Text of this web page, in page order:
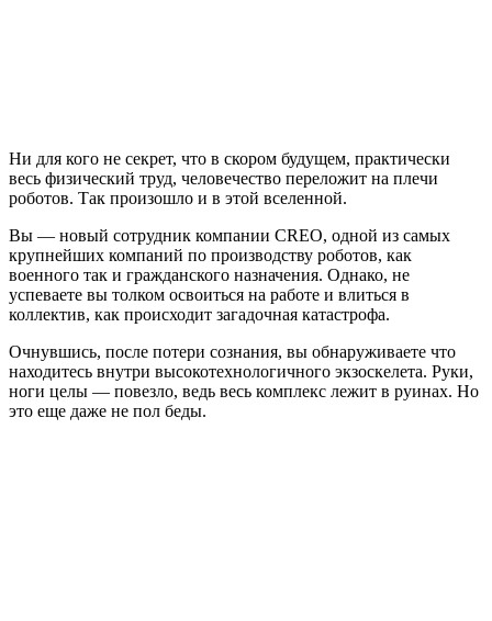
Ни для кого не секрет, что в скором будущем, практически
весь физический труд, человечество переложит на плечи
роботов. Так произошло и в этой вселенной.
Вы — новый сотрудник компании CREO, одной из самых
крупнейших компаний по производству роботов, как
военного так и гражданского назначения. Однако, не
успеваете вы толком освоиться на работе и влиться в
коллектив, как происходит загадочная катастрофа.
Очнувшись, после потери сознания, вы обнаруживаете что
находитесь внутри высокотехнологичного экзоскелета. Руки,
ноги целы — повезло, ведь весь комплекс лежит в руинах. Но
это еще даже не пол беды.